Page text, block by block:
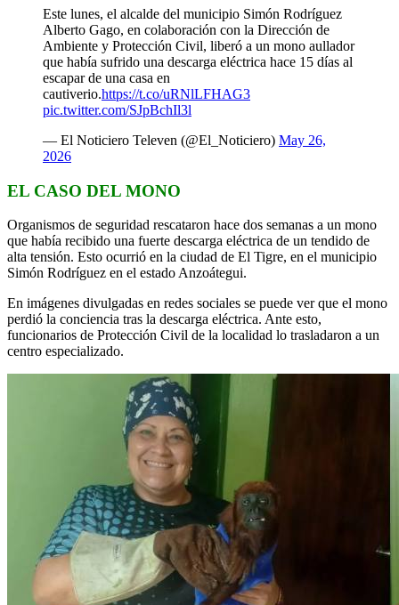
Este lunes, el alcalde del municipio Simón Rodríguez
Alberto Gago, en colaboración con la Dirección de
Ambiente y Protección Civil, liberó a un mono aullador
que había sufrido una descarga eléctrica hace 15 días al
escapar de una casa en
cautiverio.https://t.co/uRNlLFHAG3
pic.twitter.com/SJpBchIl3l
— El Noticiero Televen (@El_Noticiero) May 26,
2026
EL CASO DEL MONO
Organismos de seguridad rescataron hace dos semanas a un mono
que había recibido una fuerte descarga eléctrica de un tendido de
alta tensión. Esto ocurrió en la ciudad de El Tigre, en el municipio
Simón Rodríguez en el estado Anzoátegui.
En imágenes divulgadas en redes sociales se puede ver que el mono
perdió la conciencia tras la descarga eléctrica. Ante esto,
funcionarios de Protección Civil de la localidad lo trasladaron a un
centro especializado.